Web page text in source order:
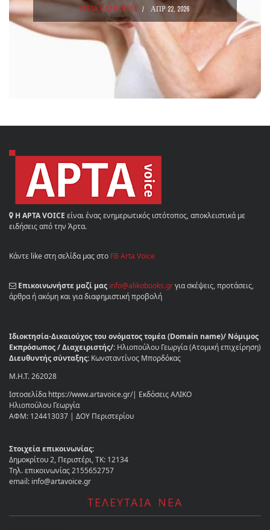
ΥΓΕΙΑ ΚΑΙ ΕΥΕΞΙΑ ΑΠΡ 22, 2026
Η ΑΡΤΑ VOICE είναι ένας ενημερωτικός ιστότοπος, αποκλειστικά με
ειδήσεις από την Άρτα.
Κάντε like στη σελίδα μας στο FB Arta Voice
Επικοινωνήστε μαζί μας info@alikobooks.grγια σκέψεις, προτάσεις,
άρθρα ή ακόμη και για διαφημιστική προβολή
Ιδιοκτησία-Δικαιούχος του ονόματος τομέα (Domain name)/ Νόμιμος
Εκπρόσωπος / Διαχειριστής/: Ηλιοπούλου Γεωργία (Ατομική επιχείρηση)
Διευθυντής σύνταξης: Κωνσταντίνος Μπορδόκας
Μ.Η.Τ. 262028
Ιστοσελίδα https://www.artavoice.gr/| Εκδόσεις ΑΛΙΚΟ
Ηλιοπούλου Γεωργία
ΑΦΜ: 124413037 | ΔΟΥ Περιστερίου
Στοιχεία επικοινωνίας:
Δημοκρίτου 2, Περιστέρι, ΤΚ: 12134
Τηλ. επικοινωνίας 2155652757
email: info@artavoice.gr
ΤΕΛΕΥΤΑΙΑ ΝΕΑ